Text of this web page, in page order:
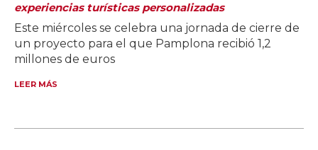
experiencias turísticas personalizadas
Este miércoles se celebra una jornada de cierre de
un proyecto para el que Pamplona recibió 1,2
millones de euros
LEER MÁS